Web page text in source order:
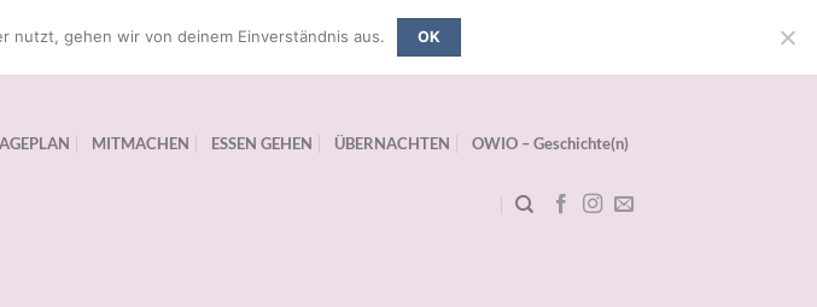
MITMACHEN ESSEN GEHEN ÜBERNACHTEN OWIO – Geschichte(n)
nutzt, gehen wir von deinem Einverständnis aus. OK